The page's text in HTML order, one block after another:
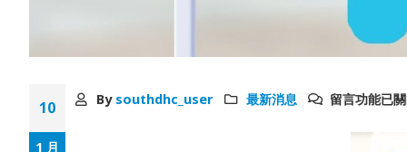
10
1 月
By southdhc_user 最新消息 留言功能已